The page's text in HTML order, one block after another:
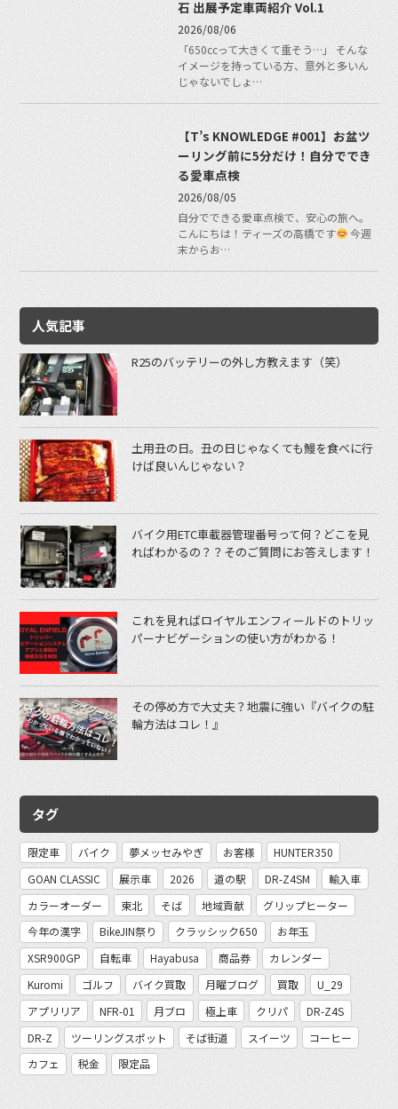
石 出展予定車両紹介 Vol.1
2026/08/06
「650ccって大きくて重そう…」 そんな
イメージを持っている方、意外と多いん
じゃないでしょ…
【T’s KNOWLEDGE #001】お盆ツ
ーリング前に5分だけ！自分ででき
る愛車点検
2026/08/05
自分でできる愛車点検で、安心の旅へ。
こんにちは！ティーズの高橋です
今週
末からお…
人気記事
R25のバッテリーの外し方教えます（笑）
土用丑の日。丑の日じゃなくても鰻を食べに行
けば良いんじゃない？
バイク用ETC車載器管理番号って何？どこを見
ればわかるの？？そのご質問にお答えします！
これを見ればロイヤルエンフィールドのトリッ
パーナビゲーションの使い方がわかる！
その停め方で大丈夫？地震に強い『バイクの駐
輪方法はコレ！』
タグ
限定車 バイク 夢メッセみやぎ お客様
HUNTER350
GOAN CLASSIC
展示車 2026 道の駅 DR-Z4SM
輸入車
カラーオーダー
東北 そば 地域貢献
グリップヒーター
今年の漢字
BikeJIN祭り クラッシック650
お年玉
XSR900GP
自転車 Hayabusa 商品券
カレンダー
Kuromi
ゴルフ バイク買取 月曜ブログ 買取
U_29
アプリリア
NFR-01 月ブロ 極上車 クリパ
DR-Z4S
DR-Z
ツーリングスポット そば街道 スイーツ
コーヒー
カフェ
税金 限定品